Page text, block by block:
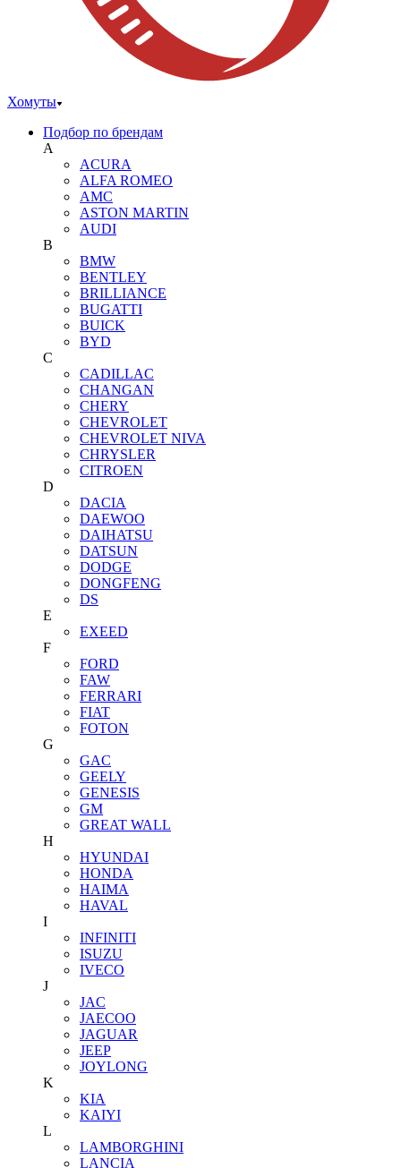
Хомуты
Подбор по брендам
A
ACURA
ALFA ROMEO
AMC
ASTON MARTIN
AUDI
B
BMW
BENTLEY
BRILLIANCE
BUGATTI
BUICK
BYD
C
CADILLAC
CHANGAN
CHERY
CHEVROLET
CHEVROLET NIVA
CHRYSLER
CITROEN
D
DACIA
DAEWOO
DAIHATSU
DATSUN
DODGE
DONGFENG
DS
E
EXEED
F
FORD
FAW
FERRARI
FIAT
FOTON
G
GAC
GEELY
GENESIS
GM
GREAT WALL
H
HYUNDAI
HONDA
HAIMA
HAVAL
I
INFINITI
ISUZU
IVECO
J
JAC
JAECOO
JAGUAR
JEEP
JOYLONG
K
KIA
KAIYI
L
LAMBORGHINI
LANCIA